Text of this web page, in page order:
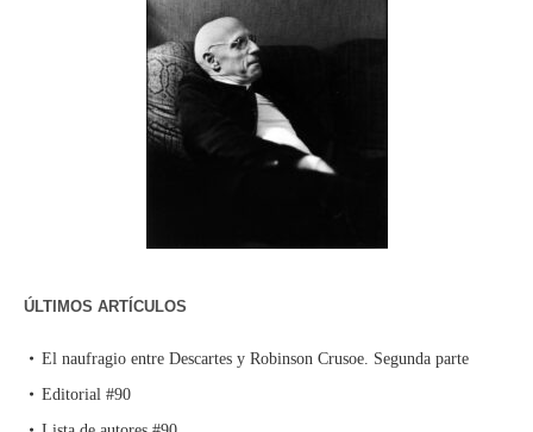
ÚLTIMOS ARTÍCULOS
El naufragio entre Descartes y Robinson Crusoe. Segunda parte
Editorial #90